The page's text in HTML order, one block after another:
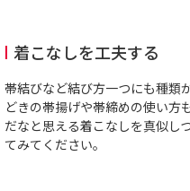
着こなしを工夫する
帯結びなど結び方一つにも種類
どきの帯揚げや帯締めの使い方
だなと思える着こなしを真似し
てみてください。